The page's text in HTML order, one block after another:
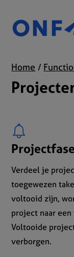
Home
Verdeel je
toegewezen
voltooid zijn,
project naar
Voltooide
verborgen.